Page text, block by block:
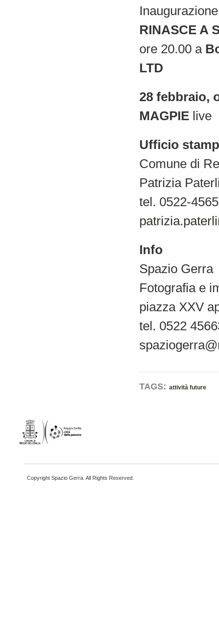
RINASCE A
ore 20.00 a
LTD
28 febbraio,
MAGPIE live
Ufficio
Comune di
Patrizia
tel. 0522-
Info
Spazio Gerra
Fotografia e
piazza XXV
tel. 0522
TAGS: attività future
Copyright Spazio Gerra. All Rights Reserved.